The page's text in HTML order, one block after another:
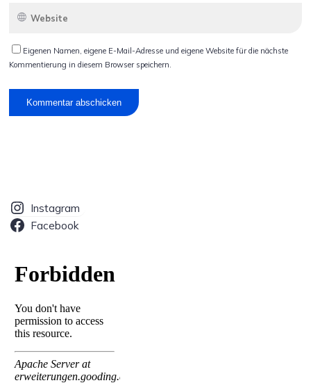
Eigenen Namen, eigene E-Mail-Adresse und eigene Website für die nächste
Kommentierung in diesem Browser speichern.
Instagram
Facebook